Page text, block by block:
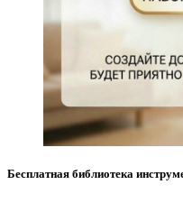
Бесплатная библиотека